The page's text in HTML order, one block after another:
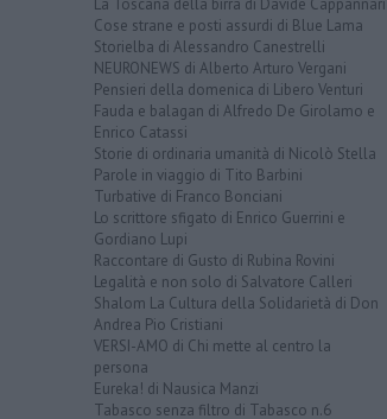
La Toscana della birra di Davide Cappannari
Cose strane e posti assurdi di Blue Lama
Storielba di Alessandro Canestrelli
NEURONEWS di Alberto Arturo Vergani
Pensieri della domenica di Libero Venturi
Fauda e balagan di Alfredo De Girolamo e
Enrico Catassi
Storie di ordinaria umanità di Nicolò Stella
Parole in viaggio di Tito Barbini
Turbative di Franco Bonciani
Lo scrittore sfigato di Enrico Guerrini e
Gordiano Lupi
Raccontare di Gusto di Rubina Rovini
Legalità e non solo di Salvatore Calleri
Shalom La Cultura della Solidarietà di Don
Andrea Pio Cristiani
VERSI-AMO di Chi mette al centro la
persona
Eureka! di Nausica Manzi
Tabasco senza filtro di Tabasco n.6